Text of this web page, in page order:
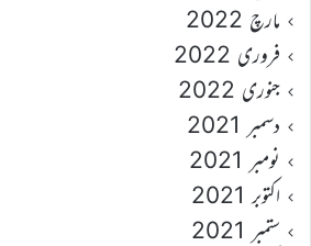
مارچ 2022
فروری 2022
جنوری 2022
دسمبر 2021
نومبر 2021
اکتوبر 2021
ستمبر 2021